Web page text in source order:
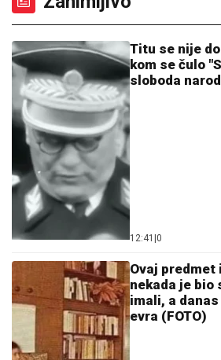
Titu se nije
kom se čulo
sloboda
12:41 0
Ovaj
nekada je bio
imali, a
evra (FOTO)